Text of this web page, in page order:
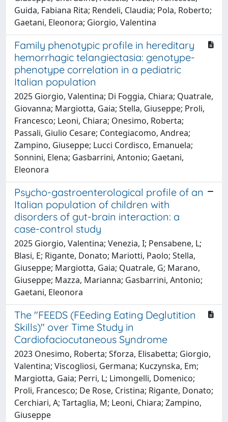
Guida, Fabiana Rita; Rendeli, Claudia; Pola, Roberto;
Gaetani, Eleonora; Giorgio, Valentina
Family phenotypic profile in hereditary
hemorrhagic telangiectasia: genotype-
phenotype correlation in a pediatric
Italian population
2025 Giorgio, Valentina; Di Foggia, Chiara; Quatrale,
Giovanna; Margiotta, Gaia; Stella, Giuseppe; Proli,
Francesco; Leoni, Chiara; Onesimo, Roberta;
Passali, Giulio Cesare; Contegiacomo, Andrea;
Zampino, Giuseppe; Lucci Cordisco, Emanuela;
Sonnini, Elena; Gasbarrini, Antonio; Gaetani,
Eleonora
Psycho-gastroenterological profile of an
Italian population of children with
disorders of gut-brain interaction: a
case-control study
2025 Giorgio, Valentina; Venezia, I; Pensabene, L;
Blasi, E; Rigante, Donato; Mariotti, Paolo; Stella,
Giuseppe; Margiotta, Gaia; Quatrale, G; Marano,
Giuseppe; Mazza, Marianna; Gasbarrini, Antonio;
Gaetani, Eleonora
The "FEEDS (FEeding Eating Deglutition
Skills)" over Time Study in
Cardiofaciocutaneous Syndrome
2023 Onesimo, Roberta; Sforza, Elisabetta; Giorgio,
Valentina; Viscogliosi, Germana; Kuczynska, Em;
Margiotta, Gaia; Perri, L; Limongelli, Domenico;
Proli, Francesco; De Rose, Cristina; Rigante, Donato;
Cerchiari, A; Tartaglia, M; Leoni, Chiara; Zampino,
Giuseppe